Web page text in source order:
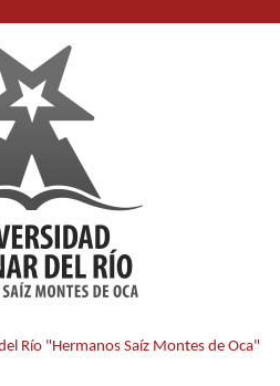
Río "Hermanos Saíz Montes de Oca"